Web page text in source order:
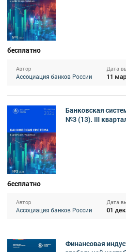
бесплатно
Автор
Ассоциация банков России
Дата
11
Банковская
№3 (13). III
бесплатно
Автор
Ассоциация банков России
Дата
01
Финансовая